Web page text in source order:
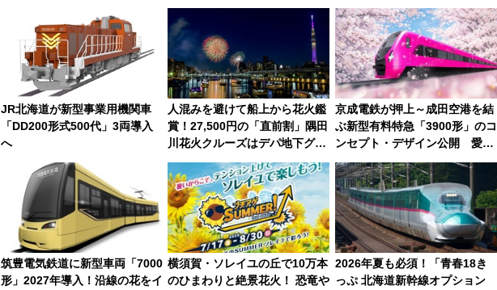
JR北海道が新型事業用機関車
「DD200形式500代」3両導入
へ
人混みを避けて船上から花火鑑
賞！27,500円の「直前割」隅田
川花火クルーズはデパ地下グル
メも持ち込みOK
京成電鉄が押上～成田空港を結
ぶ新型有料特急「3900形」のコ
ンセプト・デザイン公開 愛称
募集も実施
筑豊電気鉄道に新型車両「7000
形」2027年導入！沿線の花をイ
横須賀・ソレイユの丘で10万本
のひまわりと絶景花火！ 恐竜や
2026年夏も必須！「青春18き
っぷ 北海道新幹線オプション